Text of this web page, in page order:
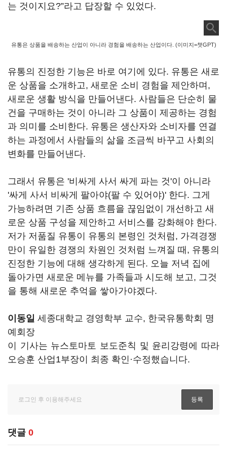
는 것이지요?”라고 답장할 수 있었다.
유통은 상품을 배송하는 산업이 아니라 경험을 배송하는 산업이다. (이미지=챗GPT)
유통의 진정한 기능은 바로 여기에 있다. 유통은 새로
운 상품을 소개하고, 새로운 소비 경험을 제안하며,
새로운 생활 방식을 만들어낸다. 사람들은 단순히 물
건을 구매하는 것이 아니라 그 상품이 제공하는 경험
과 의미를 소비한다. 유통은 생산자와 소비자를 연결
하는 과정에서 사람들의 삶을 조금씩 바꾸고 사회의
변화를 만들어낸다.
그래서 유통은 '비싸게 사서 싸게 파는 것'이 아니라
'싸게 사서 비싸게 팔아야(팔 수 있어야)' 한다. 그게
가능하려면 기존 상품 흐름을 끊임없이 개선하고 새
로운 상품 구성을 제안하고 서비스를 강화해야 한다.
저가 저품질 유통이 유통의 본령인 것처럼, 가격경쟁
만이 유일한 경쟁의 차원인 것처럼 느껴질 때, 유통의
진정한 기능에 대해 생각하게 된다. 오늘 저녁 집에
돌아가면 새로운 메뉴를 가족들과 시도해 보고, 그것
을 통해 새로운 추억을 쌓아가야겠다.
이동일 세종대학교 경영학부 교수, 한국유통학회 명
예회장
이 기사는 뉴스토마토 보도준칙 및 윤리강령에 따라
오승훈 산업1부장이 최종 확인·수정했습니다.
댓글 0